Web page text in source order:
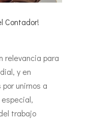
Contador!
relevancia para
y en
unirnos a
trabajo